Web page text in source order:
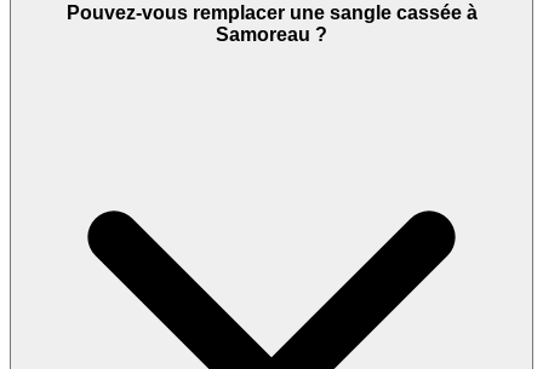
Pouvez-vous remplacer une sangle cassée à
Samoreau ?